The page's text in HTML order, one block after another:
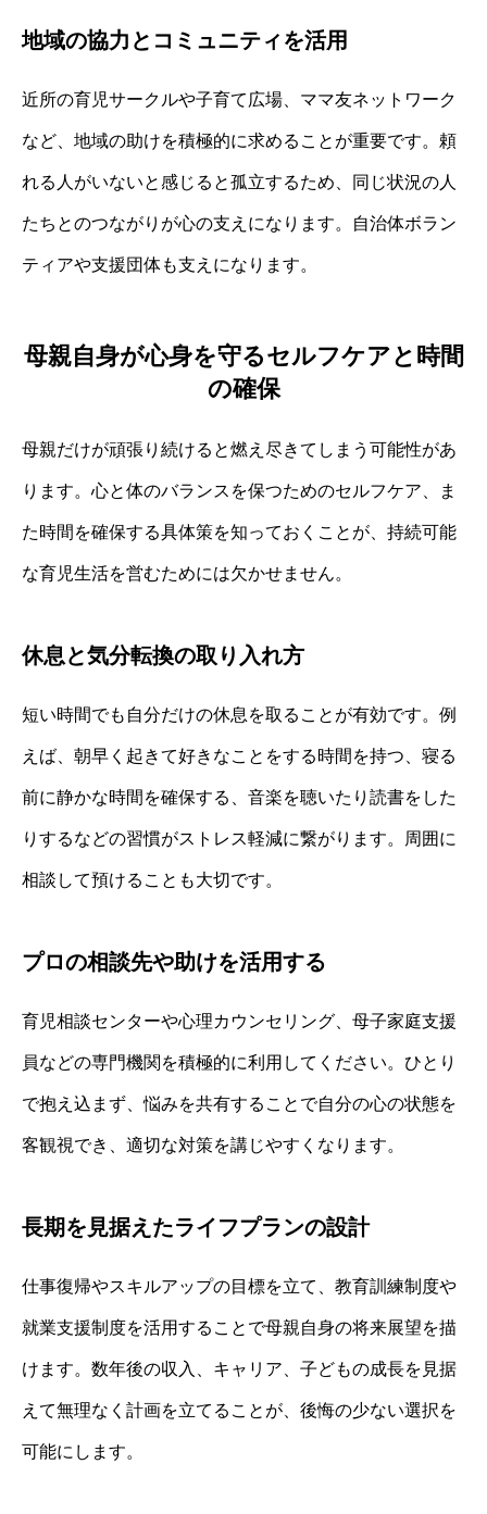
地域の協力とコミュニティを活用
近所の育児サークルや子育て広場、ママ友ネットワーク
など、地域の助けを積極的に求めることが重要です。頼
れる人がいないと感じると孤立するため、同じ状況の人
たちとのつながりが心の支えになります。自治体ボラン
ティアや支援団体も支えになります。
母親自身が心身を守るセルフケアと時間
の確保
母親だけが頑張り続けると燃え尽きてしまう可能性があ
ります。心と体のバランスを保つためのセルフケア、ま
た時間を確保する具体策を知っておくことが、持続可能
な育児生活を営むためには欠かせません。
休息と気分転換の取り入れ方
短い時間でも自分だけの休息を取ることが有効です。例
えば、朝早く起きて好きなことをする時間を持つ、寝る
前に静かな時間を確保する、音楽を聴いたり読書をした
りするなどの習慣がストレス軽減に繋がります。周囲に
相談して預けることも大切です。
プロの相談先や助けを活用する
育児相談センターや心理カウンセリング、母子家庭支援
員などの専門機関を積極的に利用してください。ひとり
で抱え込まず、悩みを共有することで自分の心の状態を
客観視でき、適切な対策を講じやすくなります。
長期を見据えたライフプランの設計
仕事復帰やスキルアップの目標を立て、教育訓練制度や
就業支援制度を活用することで母親自身の将来展望を描
けます。数年後の収入、キャリア、子どもの成長を見据
えて無理なく計画を立てることが、後悔の少ない選択を
可能にします。